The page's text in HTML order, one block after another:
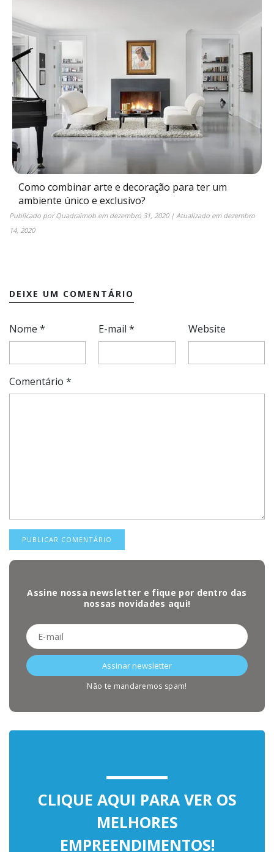
Como combinar arte e decoração para ter um
ambiente único e exclusivo?
Publicado porQuadraimob em dezembro 31, 2020| Atualizado em dezembro
14, 2020
DEIXE UM COMENTÁRIO
Nome * E-mail* Website
Comentário *
Assine nossa newsletter e fique por dentro das
nossas novidades aqui!
Não te mandaremos spam!
CLIQUE AQUI PARA VER OS
MELHORES
EMPREENDIMENTOS!